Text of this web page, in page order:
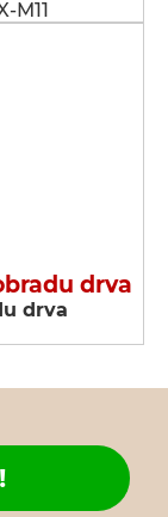
M11
drva
drva